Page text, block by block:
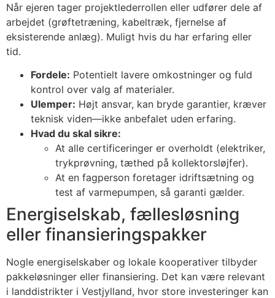
Når ejeren tager projektlederrollen eller udfører dele af
arbejdet (grøftetræning, kabeltræk, fjernelse af
eksisterende anlæg). Muligt hvis du har erfaring eller
tid.
Fordele: Potentielt lavere omkostninger og fuld
kontrol over valg af materialer.
Ulemper: Højt ansvar, kan bryde garantier, kræver
teknisk viden—ikke anbefalet uden erfaring.
Hvad du skal sikre:
At alle certificeringer er overholdt (elektriker,
trykprøvning, tæthed på kollektorsløjfer).
At en fagperson foretager idriftsætning og
test af varmepumpen, så garanti gælder.
Energiselskab, fællesløsning
eller finansieringspakker
Nogle energiselskaber og lokale kooperativer tilbyder
pakkeløsninger eller finansiering. Det kan være relevant
i landdistrikter i Vestjylland, hvor store investeringer kan